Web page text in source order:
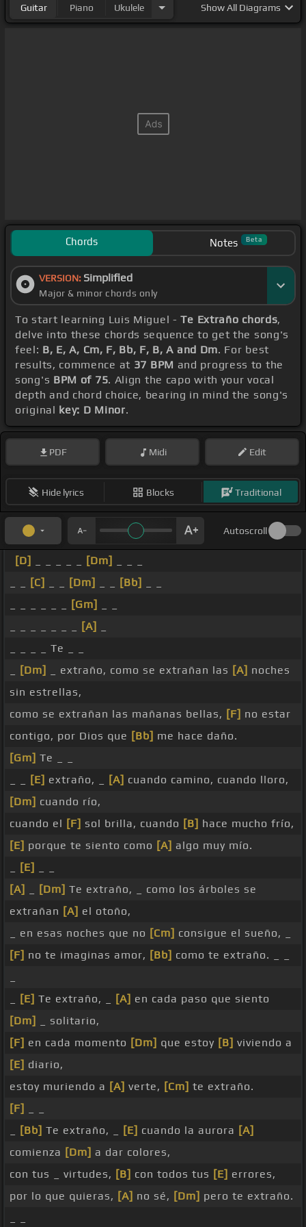
Guitar Piano Ukulele ShowAll Diagrams
Chords Notes Beta
VERSION: Simplified
Major & minor chords only
To start learning Luis Miguel -Te Extraño chords,
delve into these chords sequence to get the song's
feel: B, E, A, Cm, F, Bb, F, B, A and Dm. For best
results, commence at 37 BPM and progress to the
song's BPM of 75. Align the capo with your vocal
depth and chord choice, bearing in mind the song's
original key: D Minor.
PDF Midi Edit
Hide lyrics Blocks Traditional
Autoscroll
[D] [Dm]
[C] [Dm] [Bb]
[Gm]
[A]
_ _ _ _ Te _ _
[Dm] _ extraño, como se extrañan las [A] noches
sin estrellas,
como se extrañan las mañanas bellas, [F] no estar
contigo, por Dios que [Bb] me hace daño.
[Gm] Te _ _
[E] extraño, _ [A] cuando camino, cuando lloro,
[Dm] cuando río,
cuando el [F] sol brilla, cuando [B] hace mucho frío,
[E] porque te siento como [A] algo muy mío.
[E]
[A]
[Dm] Te extraño, _ como los árboles se
extrañan [A] el otoño,
_ en esas noches que no [Cm] consigue el sueño, _
[F] no te imaginas amor, [Bb] como te extraño. _ _
[E] Te extraño, _ [A] en cada paso que siento
[Dm]
_ solitario,
[F] en cada momento [Dm] que estoy [B] viviendo a
[E] diario,
estoy muriendo a [A] verte, [Cm] te extraño.
[F]
[Bb] Te extraño, _ [E] cuando la aurora [A]
comienza [Dm] a dar colores,
con tus _ virtudes, [B] con todos tus [E] errores,
por lo que quieras, [A] no sé, [Dm] pero te extraño.